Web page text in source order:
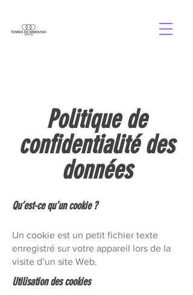
Politique de
confidentialité des
données
Qu’est-ce qu’un cookie ?
Un cookie est un petit fichier texte
enregistré sur votre appareil lors de la
visite d’un site Web.
Utilisation des cookies